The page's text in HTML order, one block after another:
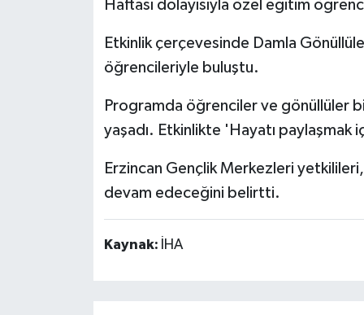
Haftası dolayısıyla özel eğitim
Etkinlik çerçevesinde Damla
öğrencileriyle buluştu.
Programda öğrenciler ve gönüllüler
yaşadı. Etkinlikte 'Hayatı paylaşmak
Erzincan Gençlik Merkezleri
devam edeceğini belirtti.
Kaynak: İHA